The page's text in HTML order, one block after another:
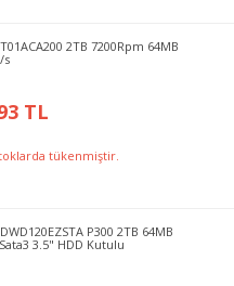
2TB 7200Rpm 64MB
s
TL
tükenmiştir.
P300 2TB 64MB
3.5" HDD Kutulu